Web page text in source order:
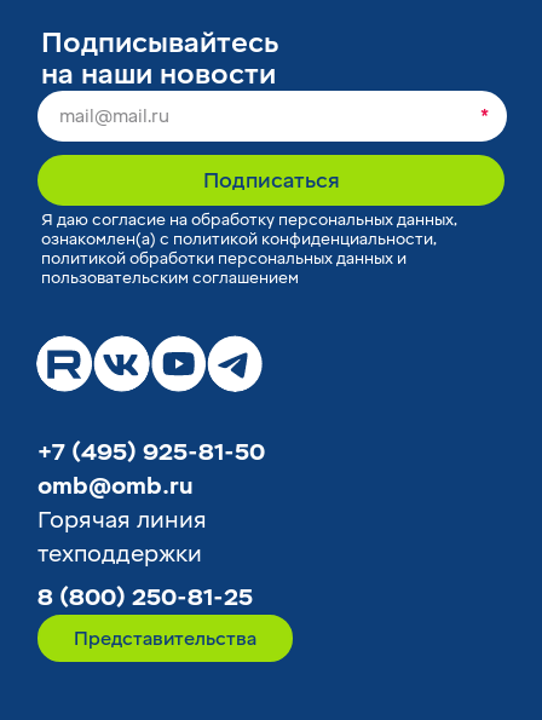
Подписывайтесь
на наши новости
*
Подписаться
Я даю согласие на обработку персональных данных,
ознакомлен(а) с политикой конфиденциальности,
политикой обработки персональных данных и
пользовательским соглашением
+7 (495) 925-81-50
omb@omb.ru
Горячая линия
техподдержки
8 (800) 250-81-25
Представительства